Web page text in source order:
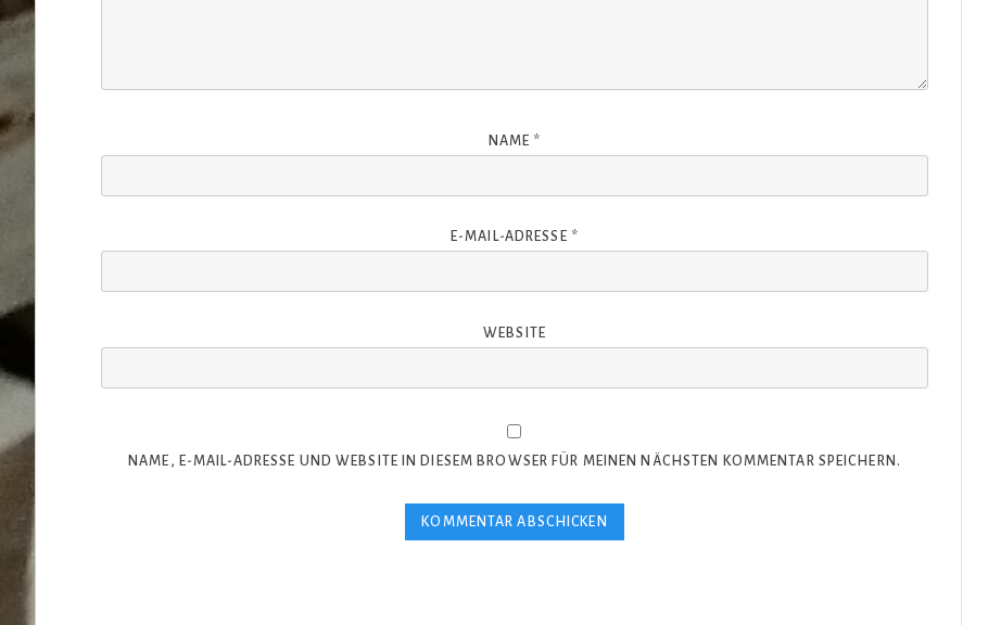
NAME *
E-MAIL-ADRESSE *
WEBSITE
NAME, E-MAIL-ADRESSE UND WEBSITE IN DIESEM BROWSER FÜR MEINEN NÄCHSTEN KOMMENTAR SPEICHERN.